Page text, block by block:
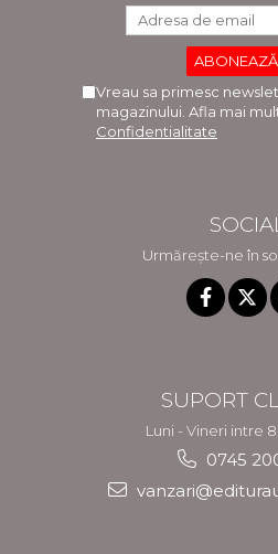
Vreau sa primesc
magazinului. Afla mai
Confidentialitate
Urmărește-ne în
SUPORT
Luni - Vineri intre
0745